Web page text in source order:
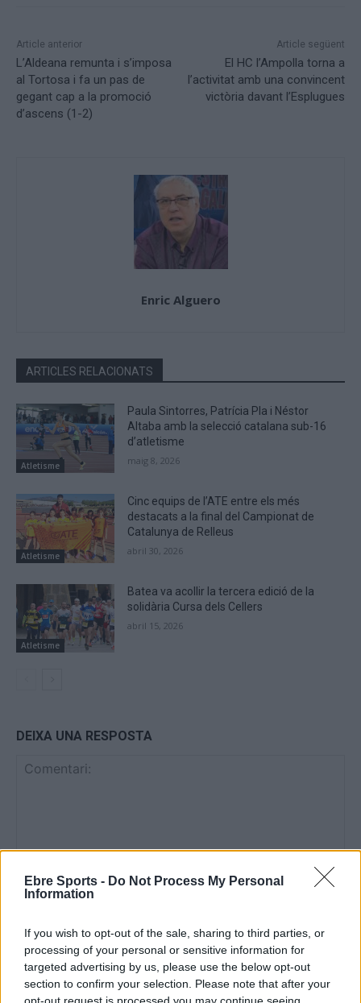
Ebre Sports - Do Not Process My Personal
Information
If you wish to opt-out of the sale, sharing to third parties, or
processing of your personal or sensitive information for
targeted advertising by us, please use the below opt-out
section to confirm your selection. Please note that after your
Article anterior
L’Aldeana remunta i s’imposa
al Tortosa i fa un pas de
gegant cap a la promoció
d’ascens (1-2)
Article següent
El HC l’Ampolla torna a
l’activitat amb una convincent
victòria davant l’Esplugues
Enric Alguero
ARTICLES RELACIONATS
Atletisme
Paula Sintorres, Patrícia Pla i Néstor
Altaba amb la selecció catalana sub-16
d’atletisme
maig 8, 2026
Atletisme
Cinc equips de l’ATE entre els més
destacats a la final del Campionat de
Catalunya de Relleus
abril 30, 2026
Atletisme
Batea va acollir la tercera edició de la
solidària Cursa dels Cellers
abril 15, 2026
DEIXA UNA RESPOSTA
Comentari: